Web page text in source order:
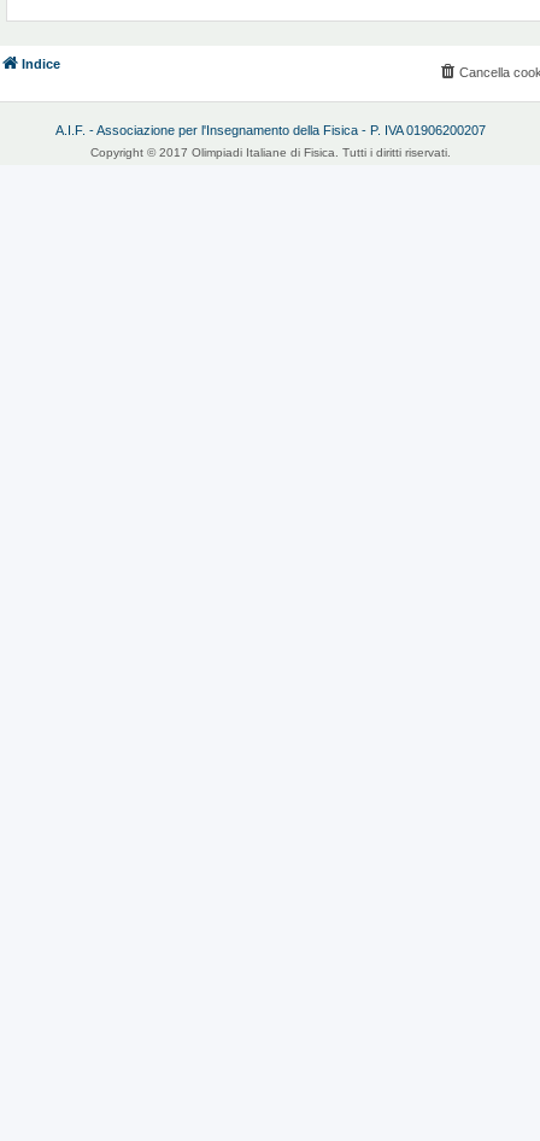
Indice
Cancella
A.I.F. - Associazione per l'Insegnamento della Fisica - P. IVA 01906200207
Copyright © 2017 Olimpiadi Italiane di Fisica. Tutti i diritti riservati.